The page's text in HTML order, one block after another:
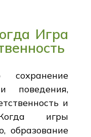
Игра
поведения,
и
Когда игры
образование